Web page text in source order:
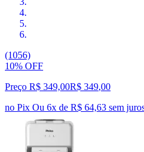
(1056)
10% OFF
Preço R$ 349,00R$ 349,00
no Pix Ou 6x de R$ 64,63 sem